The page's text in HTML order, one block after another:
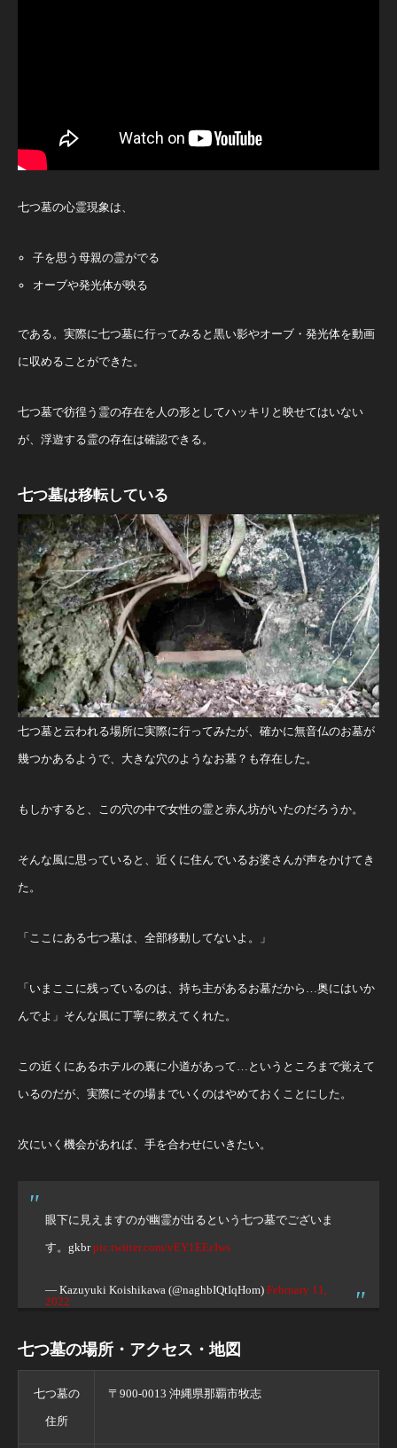
七つ墓の心霊現象は、
子を思う母親の霊がでる
オーブや発光体が映る
である。実際に七つ墓に行ってみると黒い影やオーブ・発光体を動画
に収めることができた。
七つ墓で彷徨う霊の存在を人の形としてハッキリと映せてはいない
が、浮遊する霊の存在は確認できる。
七つ墓は移転している
七つ墓と云われる場所に実際に行ってみたが、確かに無音仏のお墓が
幾つかあるようで、大きな穴のようなお墓？も存在した。
もしかすると、この穴の中で女性の霊と赤ん坊がいたのだろうか。
そんな風に思っていると、近くに住んでいるお婆さんが声をかけてき
た。
「ここにある七つ墓は、全部移動してないよ。」
「いまここに残っているのは、持ち主があるお墓だから…奥にはいか
んでよ」そんな風に丁寧に教えてくれた。
この近くにあるホテルの裏に小道があって…というところまで覚えて
いるのだが、実際にその場までいくのはやめておくことにした。
次にいく機会があれば、手を合わせにいきたい。
眼下に見えますのが幽霊が出るという七つ墓でございま
す。gkbrpic.twitter.com/vEY1EEcIws
— Kazuyuki Koishikawa (@naghbIQtIqHom) February 11,
2022
七つ墓の場所・アクセス・地図
七つ墓の
住所
〒900-0013 沖縄県那覇市牧志